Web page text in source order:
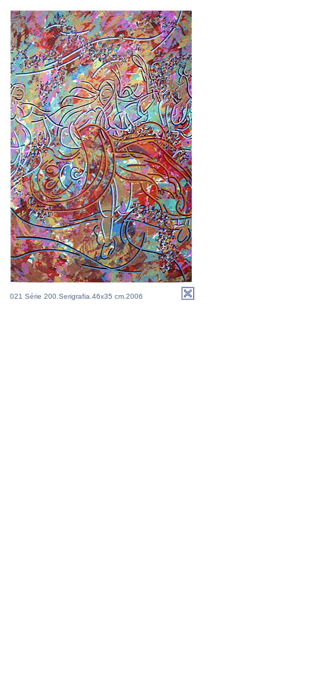
021 Série 200.Serigrafia.46x35 cm.2006